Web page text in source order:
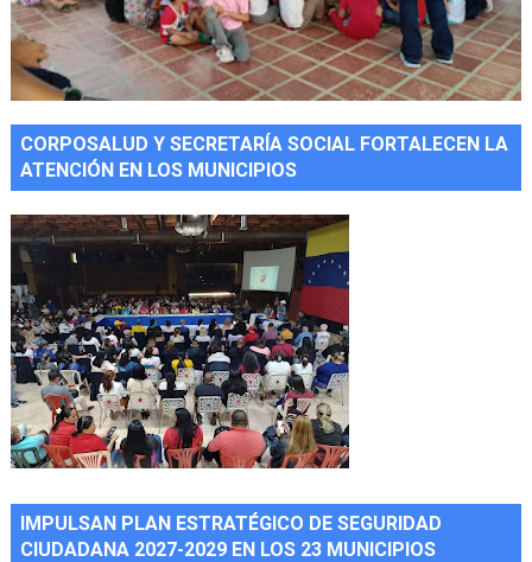
CORPOSALUD Y SECRETARÍA SOCIAL FORTALECEN LA
ATENCIÓN EN LOS MUNICIPIOS
IMPULSAN PLAN ESTRATÉGICO DE SEGURIDAD
CIUDADANA 2027-2029 EN LOS 23 MUNICIPIOS